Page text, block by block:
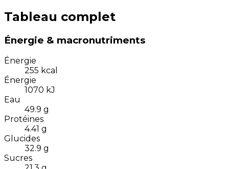
Tableau complet
Énergie & macronutriments
Énergie
255 kcal
Énergie
1070 kJ
Eau
49.9 g
Protéines
4.41 g
Glucides
32.9 g
Sucres